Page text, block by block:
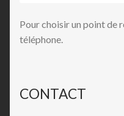
Pour choisir un point de
téléphone.
CONTACT